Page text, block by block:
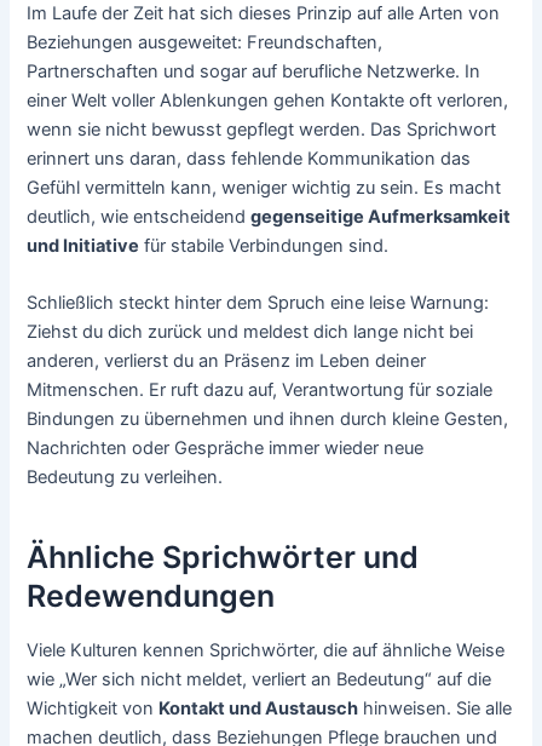
Im Laufe der Zeit hat sich dieses Prinzip auf alle Arten von
Beziehungen ausgeweitet: Freundschaften,
Partnerschaften und sogar auf berufliche Netzwerke. In
einer Welt voller Ablenkungen gehen Kontakte oft verloren,
wenn sie nicht bewusst gepflegt werden. Das Sprichwort
erinnert uns daran, dass fehlende Kommunikation das
Gefühl vermitteln kann, weniger wichtig zu sein. Es macht
deutlich, wie entscheidendgegenseitige Aufmerksamkeit
und Initiative für stabile Verbindungen sind.
Schließlich steckt hinter dem Spruch eine leise Warnung:
Ziehst du dich zurück und meldest dich lange nicht bei
anderen, verlierst du an Präsenz im Leben deiner
Mitmenschen. Er ruft dazu auf, Verantwortung für soziale
Bindungen zu übernehmen und ihnen durch kleine Gesten,
Nachrichten oder Gespräche immer wieder neue
Bedeutung zu verleihen.
Ähnliche Sprichwörter und
Redewendungen
Viele Kulturen kennen Sprichwörter, die auf ähnliche Weise
wie „Wer sich nicht meldet, verliert an Bedeutung“ auf die
Wichtigkeit von Kontakt und Austausch hinweisen. Sie alle
machen deutlich, dass Beziehungen Pflege brauchen und